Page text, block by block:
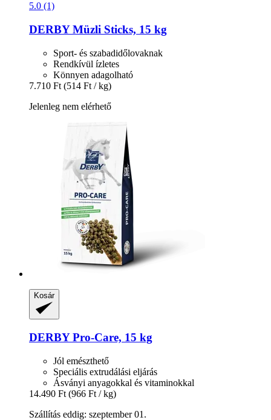
5.0 (1)
DERBYMüzli Sticks, 15 kg
Sport- és szabadidőlovaknak
Rendkívül ízletes
Könnyen adagolható
7.710 Ft (514 Ft / kg)
Jelenleg nem elérhető
Kosár
DERBYPro-​Care, 15 kg
Jól emészthető
Speciális extrudálási eljárás
Ásványi anyagokkal és vitaminokkal
14.490 Ft (966 Ft / kg)
Szállítás eddig: szeptember 01.